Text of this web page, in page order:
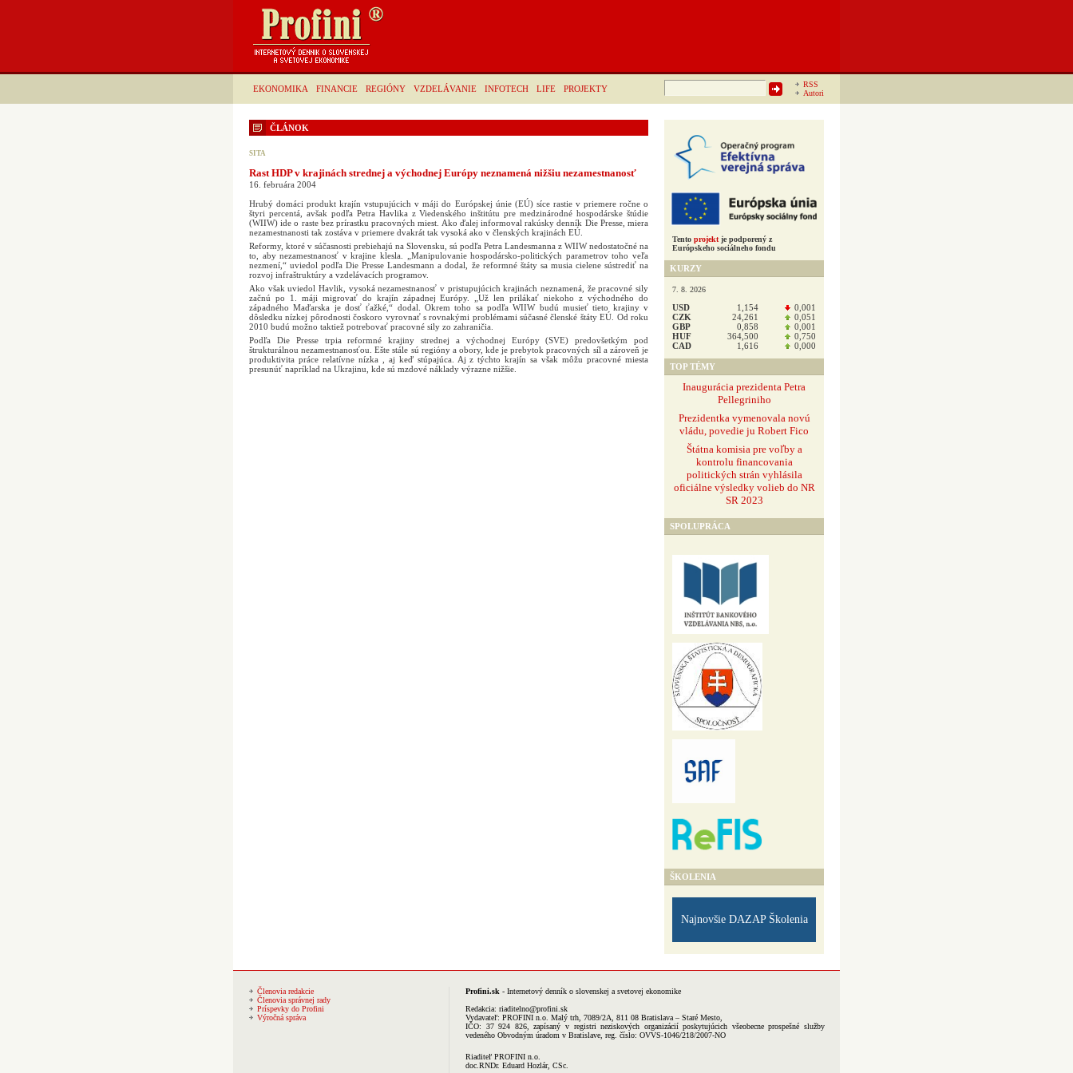
EKONOMIKA FINANCIE REGIÓNY VZDELÁVANIE INFOTECH LIFE PROJEKTY
RSS
Autori
Hľadať:
ČLÁNOK
SITA
Rast HDP v krajinách strednej a východnej Európy neznamená nižšiu nezamestnanosť
16. februára 2004
Hrubý domáci produkt krajín vstupujúcich v máji do Európskej únie (EÚ) síce rastie v priemere ročne o
štyri percentá, avšak podľa Petra Havlika z Viedenského inštitútu pre medzinárodné hospodárske štúdie
(WIIW) ide o raste bez prírastku pracovných miest. Ako ďalej informoval rakúsky denník Die Presse, miera
nezamestnanosti tak zostáva v priemere dvakrát tak vysoká ako v členských krajinách EÚ.
Reformy, ktoré v súčasnosti prebiehajú na Slovensku, sú podľa Petra Landesmanna z WIIW nedostatočné na
to, aby nezamestnanosť v krajine klesla. „Manipulovanie hospodársko-politických parametrov toho veľa
nezmení,“ uviedol podľa Die Presse Landesmann a dodal, že reformné štáty sa musia cielene sústrediť na
rozvoj infraštruktúry a vzdelávacích programov.
Ako však uviedol Havlik, vysoká nezamestnanosť v pristupujúcich krajinách neznamená, že pracovné sily
začnú po 1. máji migrovať do krajín západnej Európy. „Už len prilákať niekoho z východného do
západného Maďarska je dosť ťažké,“ dodal. Okrem toho sa podľa WIIW budú musieť tieto krajiny v
dôsledku nízkej pôrodnosti čoskoro vyrovnať s rovnakými problémami súčasné členské štáty EÚ. Od roku
2010 budú možno taktiež potrebovať pracovné sily zo zahraničia.
Podľa Die Presse trpia reformné krajiny strednej a východnej Európy (SVE) predovšetkým pod
štrukturálnou nezamestnanosťou. Ešte stále sú regióny a obory, kde je prebytok pracovných síl a zároveň je
produktivita práce relatívne nízka , aj keď stúpajúca. Aj z týchto krajín sa však môžu pracovné miesta
presunúť napríklad na Ukrajinu, kde sú mzdové náklady výrazne nižšie.
Tento projekt je podporený z
Európskeho sociálneho fondu
KURZY
7. 8. 2026
USD 1,154
0,001
CZK
24,261
0,051
GBP
0,858
0,001
HUF
364,500
0,750
CAD
1,616 0,000
TOP TÉMY
Inaugurácia prezidenta Petra
Pellegriniho
Prezidentka vymenovala novú
vládu, povedie ju Robert Fico
Štátna komisia pre voľby a
kontrolu financovania
politických strán vyhlásila
oficiálne výsledky volieb do NR
SR 2023
SPOLUPRÁCA
ŠKOLENIA
Najnovšie DAZAP Školenia
Členovia redakcie
Členovia správnej rady
Príspevky do Profini
Výročná správa
Profini.sk - Internetový denník o slovenskej a svetovej ekonomike
Redakcia: riaditelno@profini.sk
Vydavateľ: PROFINI n.o. Malý trh, 7089/2A, 811 08 Bratislava – Staré Mesto,
IČO: 37 924 826, zapísaný v registri neziskových organizácií poskytujúcich všeobecne prospešné služby
vedeného Obvodným úradom v Bratislave, reg. číslo: OVVS-1046/218/2007-NO
Riaditeľ PROFINI n.o.
doc.RNDr. Eduard Hozlár, CSc.